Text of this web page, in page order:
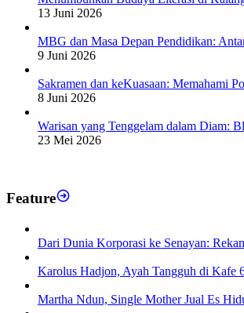
13 Juni 2026
MBG dan Masa Depan Pendidikan:
9 Juni 2026
Sakramen dan keKuasaan: Memahami
8 Juni 2026
Warisan yang Tenggelam dalam Diam:
23 Mei 2026
Feature
Dari Dunia Korporasi ke Senayan:
Karolus Hadjon, Ayah Tangguh di Kafe
Martha Ndun, Single Mother Jual Es